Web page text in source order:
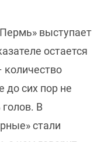
выступает
остается
до сих пор не
В
стали